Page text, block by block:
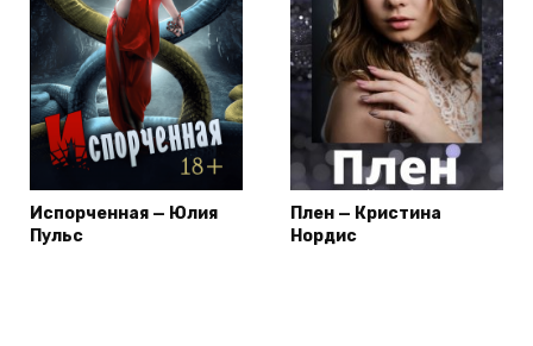
Испорченная — Юлия
Пульс
Плен — Кристина
Нордис